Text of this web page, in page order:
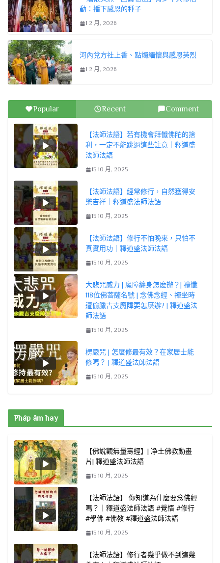
動：播下感恩的種子
1 2 月, 2026
河內兌方社上香、點燭緬懷與感恩英烈
1 2 月, 2026
Popular Recent Comment
【法師法語】若有機會拜懺佛陀的捨
利，一定不能跳過這些註意｜釋道盛
法師法語
15 10 月, 2025
【法師法語】經常修行，自然獲得安
樂吉祥｜釋道盛法師法語
15 10 月, 2025
【法師法語】修行不怕晚來，只怕不
真實用功｜釋道盛法師法語
15 10 月, 2025
大悲咒威力 | 魔障纏身怎麽辦？| 禮懺
118位佛菩薩名號 | 念佛念經、禪坐時
遭偷臘吉支魔障要怎麼辦? | 釋道盛法
師法語
15 10 月, 2025
楞嚴咒 | 怎麼修最有效？在家居士能
修嗎？ | 釋道盛法師法語
15 10 月, 2025
Pháp âm hay
【佛說觀無量壽經】| 净土佛教動畫
片| 釋道盛法師法語
15 10 月, 2025
【法師法語】 你知道為什麼要念佛經
嗎？｜釋道盛法師法語 #覺悟 #修行
#學佛 #佛教 #釋道盛法師法語
15 10 月, 2025
【法師法語】修行者幾乎做不到這幾